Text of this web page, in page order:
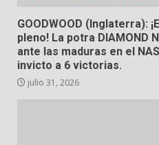
GOODWOOD (Inglaterra):
pleno! La potra DIAMOND
ante las maduras en el
invicto a 6 victorias.
julio 31, 2026